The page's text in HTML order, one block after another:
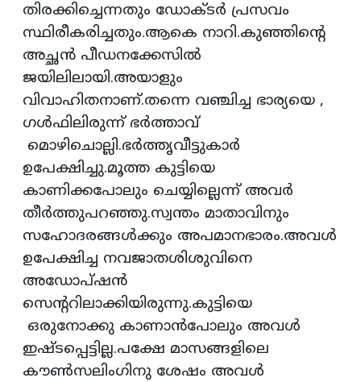
തിരക്കിച്ചെന്നതും ഡോക്ടര്‍ പ്രസവം
സ്ഥിരീകരിച്ചതും.ആകെ നാറി.കുഞ്ഞിന്റെ
അച്ഛന്‍ പീഡനക്കേസില്‍
ജയിലിലായി.അയാളും
വിവാഹിതനാണ്.തന്നെ വഞ്ചിച്ച ഭാര്യയെ ,
ഗള്‍ഫിലിരുന്ന് ഭര്‍ത്താവ്
മൊഴിചൊല്ലി.ഭര്‍ത്തൃവീട്ടുകാര്‍
ഉപേക്ഷിച്ചു.മൂത്ത കുട്ടിയെ
കാണിക്കപോലും ചെയ്യില്ലെന്ന് അവര്‍
തീര്‍ത്തുപറഞ്ഞു.സ്വന്തം മാതാവിനും
സഹോദരങ്ങള്‍ക്കും അപമാനഭാരം.അവള്‍
ഉപേക്ഷിച്ച നവജാതശിശുവിനെ
അഡോപ്ഷന്‍
സെന്ററിലാക്കിയിരുന്നു.കുട്ടിയെ
ഒരുനോക്കു കാണാന്‍പോലും അവള്‍
ഇഷ്ടപ്പെട്ടില്ല.പക്ഷേ മാസങ്ങളിലെ
കൗണ്‍സലിംഗിനു ശേഷം അവള്‍